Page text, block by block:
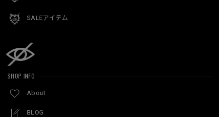
SALEアイテム
SHOP INFO
About
BLOG